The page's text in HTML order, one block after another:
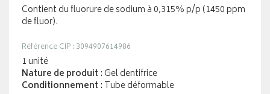
Contient du fluorure de sodium à 0,315% p/p (1450 ppm
de fluor).
Référence CIP : 3094907614986
1 unité
Nature de produit : Gel dentifrice
Conditionnement : Tube déformable